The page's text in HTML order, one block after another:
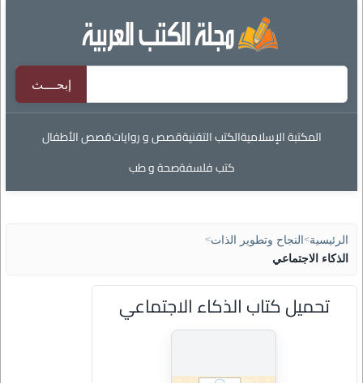
المكتبة الإسلاميةالكتب التقنيةقصص و رواياتقصص الأطفال
كتب فلسفةصحة و طب
الرئيسية> النجاح وتطوير الذات>
الذكاء الاجتماعي
تحميل كتاب الذكاء الاجتماعي